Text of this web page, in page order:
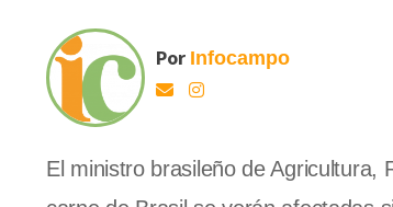
Por Infocampo
El ministro brasileño de Agricultura,